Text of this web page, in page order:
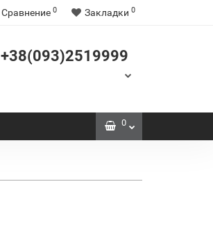
Сравнение 0 Закладки 0
+38(093)2519999
0